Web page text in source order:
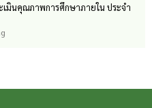
มินคุณภาพการศึกษาภายใน ประจำ